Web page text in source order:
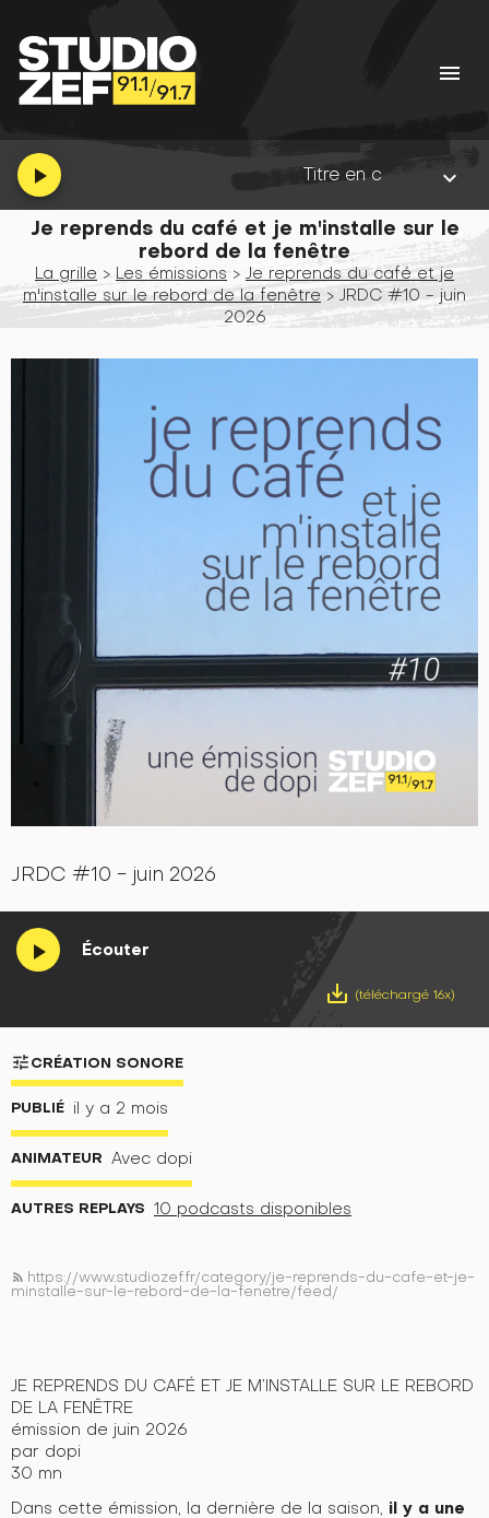
menu
play_arrow Titre en cours :Seagulls keyboard_arrow_down
Je reprends du café et je m'installe sur le
rebord de la fenêtre
La grille > Les émissions > Je reprends du café et je
m'installe sur le rebord de la fenêtre > JRDC #10 - juin
2026
JRDC #10 - juin 2026
play_arrow Écouter
save_alt (téléchargé 16x)
tuneCRÉATION SONORE
PUBLIÉ il y a 2 mois
ANIMATEUR Avec dopi
AUTRES REPLAYS 10 podcasts disponibles
rss_feed https://www.studiozef.fr/category/je-reprends-du-cafe-et-je-
minstalle-sur-le-rebord-de-la-fenetre/feed/
JE REPRENDS DU CAFÉ ET JE M’INSTALLE SUR LE REBORD
DE LA FENÊTRE
émission de juin 2026
par dopi
30 mn
Dans cette émission, la dernière de la saison, il y a une